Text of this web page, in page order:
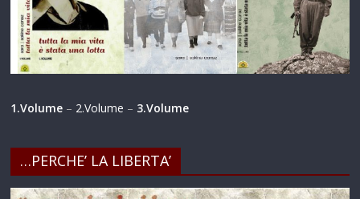
1.Volume – 2.Volume – 3.Volume
…PERCHE’ LA LIBERTA’